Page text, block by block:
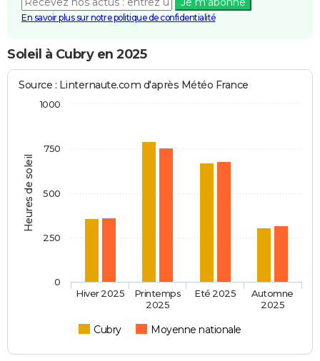
En savoir plus sur notre politique de confidentialité
Soleil à Cubry en 2025
Heures de soleil
Source : Linternaute.com d'après Météo France
Cubry Moyenne nationale
Hiver 2025
Printemps
2025
Eté 2025
Automne
2025
0
1000
250
500
750